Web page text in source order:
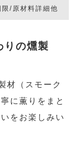
限/原材料詳細他
りの燻製
材（スモーク
に薫りをまと
をお楽しみい